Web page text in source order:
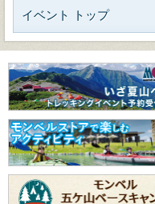
イベント トップ